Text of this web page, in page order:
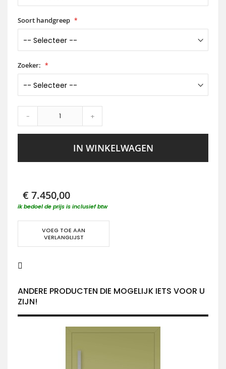
Soort handgreep
Zoeker:
- +
IN WINKELWAGEN
€ 7.450,00
ik bedoel de prijs is inclusief btw
VOEG TOE AAN
VERLANGLIJST
ANDERE PRODUCTEN DIE MOGELIJK IETS VOOR U
ZIJN!